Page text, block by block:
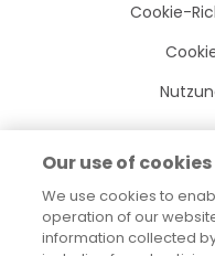
Cookie-
Our use of cookies
We use cookies to
operation of our
information collected